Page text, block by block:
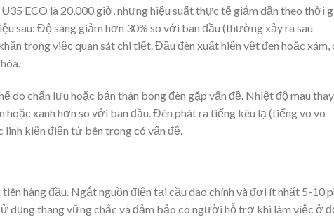
ECO là 20,000 giờ, nhưng hiệu suất thực tế giảm dần theo thời
sau: Độ sáng giảm hơn 30% so với ban đầu (thường xảy ra sau
trong việc quan sát chi tiết. Đầu đèn xuất hiện vệt đen hoặc xám,
do chấn lưu hoặc bản thân bóng đèn gặp vấn đề. Nhiệt độ màu thay
hoặc xanh hơn so với ban đầu. Đèn phát ra tiếng kêu lạ (tiếng vo vo
kiện điện tử bên trong có vấn đề.
hàng đầu. Ngắt nguồn điện tại cầu dao chính và đợi ít nhất 5-10
dụng thang vững chắc và đảm bảo có người hỗ trợ khi làm việc ở